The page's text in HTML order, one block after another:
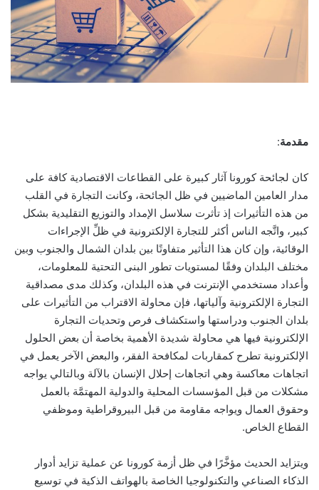
مقدمة:
كان لجائحة كورونا آثار كبيرة على القطاعات الاقتصادية كافة على
مدار العامين الماضيين في ظل الجائحة، وكانت التجارة في القلب
من هذه التأثيرات إذ تأثرت سلاسل الإمداد والتوزيع التقليدية بشكل
كبير، واتَّجه الناس أكثر للتجارة الإلكترونية في ظلِّ الإجراءات
الوقائية، وإن كان هذا التأثير متفاوتًا بين بلدان الشمال والجنوب وبين
مختلف البلدان وفقًا لمستويات تطور البنى التحتية للمعلومات،
وأعداد مستخدمي الإنترنت في هذه البلدان، وكذلك مدى مصداقية
التجارة الإلكترونية وآلياتها، فإن محاولة الاقتراب من التأثيرات على
بلدان الجنوب ودراستها واستكشاف فرص وتحديات التجارة
الإلكترونية فيها هي محاولة شديدة الأهمية بخاصة أن بعض الحلول
الإلكترونية تطرح كمقاربات لمكافحة الفقر، والبعض الآخر يعمل في
اتجاهات معاكسة وهي اتجاهات إحلال الإنسان بالآلة وبالتالي يواجه
مشكلات من قبل المؤسسات المحلية والدولية المهتمَّة بالعمل
وحقوق العمال ويواجه مقاومة من قبل البيروقراطية وموظفي
القطاع الخاص.
ويتزايد الحديث مؤخَّرًا في ظل أزمة كورونا عن عملية تزايد أدوار
الذكاء الصناعي والتكنولوجيا الخاصة بالهواتف الذكية في توسيع